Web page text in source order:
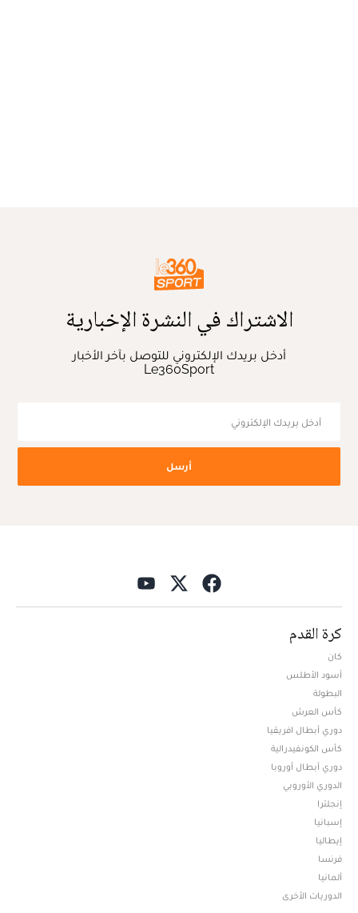
الاشتراك في النشرة الإخبارية
أدخل بريدك الإلكتروني للتوصل بآخر الأخبار
Le360Sport
أرسل
كرة القدم
كان
أسود الأطلس
البطولة
كأس العرش
دوري أبطال افريقيا
كأس الكونفيدرالية
دوري أبطال أوروبا
الدوري الأوروبي
إنجلترا
إسبانيا
إيطاليا
فرنسا
ألمانيا
الدوريات الأخرى